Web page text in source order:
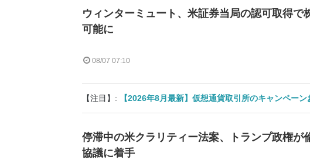
ウィンターミュート、米証券当局の認可取得で
可能に
08/07 07:10
【注目】: 【2026年8月最新】仮想通貨取引所のキャンペー
停滞中の米クラリティー法案、トランプ政権が
協議に着手